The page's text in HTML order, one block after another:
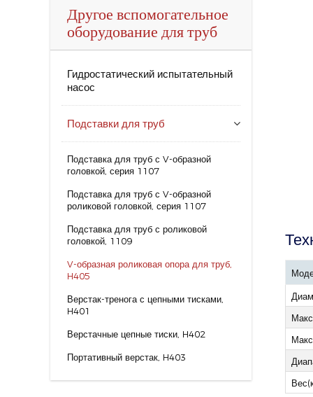
Другое вспомогательное
оборудование для труб
Гидростатический испытательный
насос
Подставки для труб
Подставка для труб с V-образной
головкой, серия 1107
Подставка для труб с V-образной
роликовой головкой, серия 1107
Подставка для труб с роликовой
головкой, 1109
V-образная роликовая опора для труб,
H405
Верстак-тренога с цепными тисками,
H401
Верстачные цепные тиски, H402
Портативный верстак, H403